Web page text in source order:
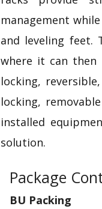
management
and leveling feet.
where it can then
locking,
locking,
installed
solution.
Package
BU Packing